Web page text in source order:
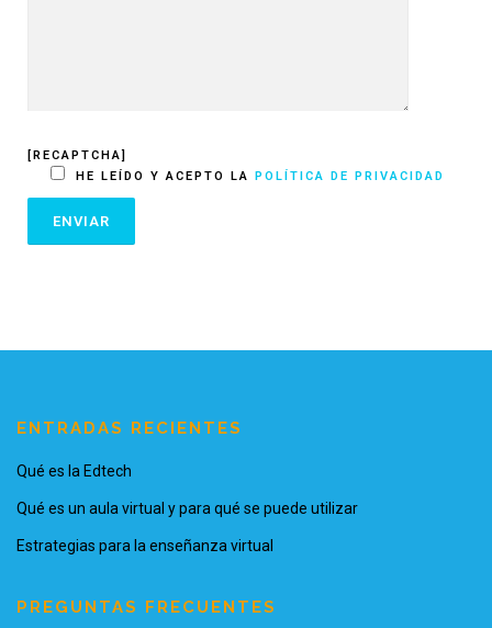
[RECAPTCHA]
HE LEÍDO Y ACEPTO LA
POLÍTICA DE PRIVACIDAD
ENTRADAS RECIENTES
Qué es la Edtech
Qué es un aula virtual y para qué se puede utilizar
Estrategias para la enseñanza virtual
PREGUNTAS FRECUENTES